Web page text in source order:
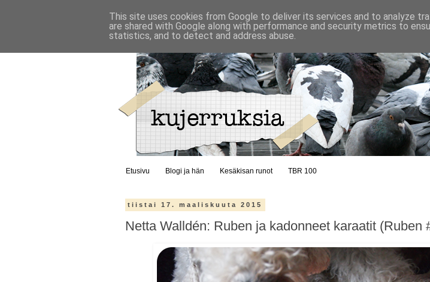
Etusivu Blogi ja hän Kesäkisan runot TBR 100
tiistai 17. maaliskuuta 2015
Netta Walldén: Ruben ja kadonneet karaatit (Ruben
This site uses cookies from Google to deliver its services and to analyze
are shared with Google along with performance and security metrics to
statistics, and to detect and address abuse.